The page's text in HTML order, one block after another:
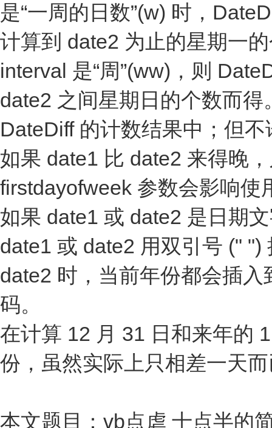
是“一周的日数”(w) 时，
计算到 date2 为止的星期一
interval 是“周”(ww)，则
date2 之间星期日的个数而
DateDiff 的计数结果中；但
如果 date1 比 date2 来得晚
firstdayofweek 参数会影响使
如果 date1 或 date2 是日期
date1 或 date2 用双引号 ("
date2 时，当前年份都会插
码。
在计算 12 月 31 日和来年的
份，虽然实际上只相差一天
本文题目：vb点虐 十点半的